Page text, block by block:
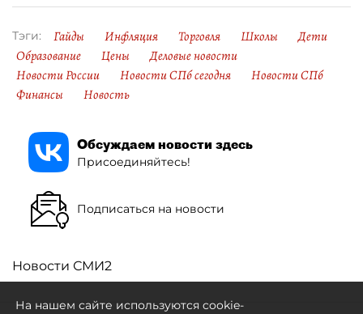
Тэги: Гайды Инфляция Торговля Школы
Дети
Образование
Цены
Деловые новости
Новости России
Новости СПб сегодня
Новости СПб
Финансы
Новость
Обсуждаем новости здесь
Присоединяйтесь!
Подписаться на новости
Новости СМИ2
На нашем сайте используются cookie-